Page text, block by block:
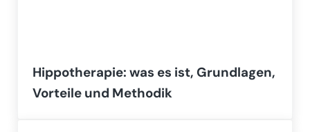
Hippotherapie: was es ist, Grundlagen,
Vorteile und Methodik